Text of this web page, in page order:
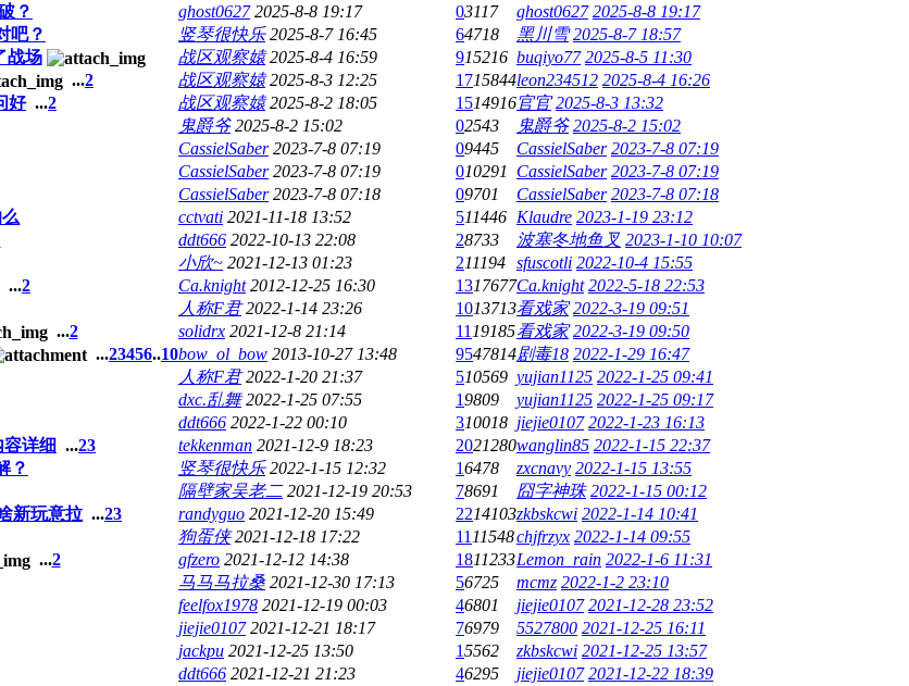
？ ghost0627 2025-8-8 19:17 03117 ghost0627 2025-8-8 19:17
吧？ 竖琴很快乐 2025-8-7 16:45 64718 黑川雪 2025-8-7 18:57
战场 战区观察媴 2025-8-4 16:59 915216 buqiyo77 2025-8-5 11:30
...2 战区观察媴 2025-8-3 12:25 1715844leon234512 2025-8-4 16:26
好 ...2 战区观察媴 2025-8-2 18:05 1514916官官 2025-8-3 13:32
鬼爵爷 2025-8-2 15:02 02543 鬼爵爷 2025-8-2 15:02
CassielSaber 2023-7-8 07:19 09445 CassielSaber 2023-7-8 07:19
CassielSaber 2023-7-8 07:19 010291 CassielSaber 2023-7-8 07:19
CassielSaber 2023-7-8 07:18 09701 CassielSaber 2023-7-8 07:18
cctvati 2021-11-18 13:52 511446 Klaudre 2023-1-19 23:12
ddt666 2022-10-13 22:08 28733 波塞冬地鱼叉 2023-1-10 10:07
小欣~ 2021-12-13 01:23 211194 sfuscotli 2022-10-4 15:55
...2 Ca.knight 2012-12-25 16:30 1317677Ca.knight 2022-5-18 22:53
人称F君 2022-1-14 23:26 1013713看戏家 2022-3-19 09:51
...2 solidrx 2021-12-8 21:14 11 19185看戏家 2022-3-19 09:50
...23456..10bow_ol_bow 2013-10-27 13:48 9547814剧毒18 2022-1-29 16:47
人称F君 2022-1-20 21:37 510569 yujian1125 2022-1-25 09:41
dxc.乱舞 2022-1-25 07:55 19809 yujian1125 2022-1-25 09:17
ddt666 2022-1-22 00:10 310018 jiejie0107 2022-1-23 16:13
容详细 ...23 tekkenman 2021-12-9 18:23 2021280wanglin85 2022-1-15 22:37
？ 竖琴很快乐 2022-1-15 12:32 16478 zxcnavy 2022-1-15 13:55
隔壁家吴老二 2021-12-19 20:53 78691 囧字神珠 2022-1-15 00:12
新玩意拉 ...23 randyguo 2021-12-20 15:49 2214103zkbskcwi 2022-1-14 10:41
狗蛋侠 2021-12-18 17:22 11 11548chjfrzyx 2022-1-14 09:55
...2 gfzero 2021-12-12 14:38 1811233Lemon_rain 2022-1-6 11:31
马马马拉桑 2021-12-30 17:13 56725 mcmz 2022-1-2 23:10
feelfox1978 2021-12-19 00:03 46801 jiejie0107 2021-12-28 23:52
jiejie0107 2021-12-21 18:17 76979 5527800 2021-12-25 16:11
jackpu 2021-12-25 13:50 15562 zkbskcwi 2021-12-25 13:57
ddt666 2021-12-21 21:23 46295 jiejie0107 2021-12-22 18:39